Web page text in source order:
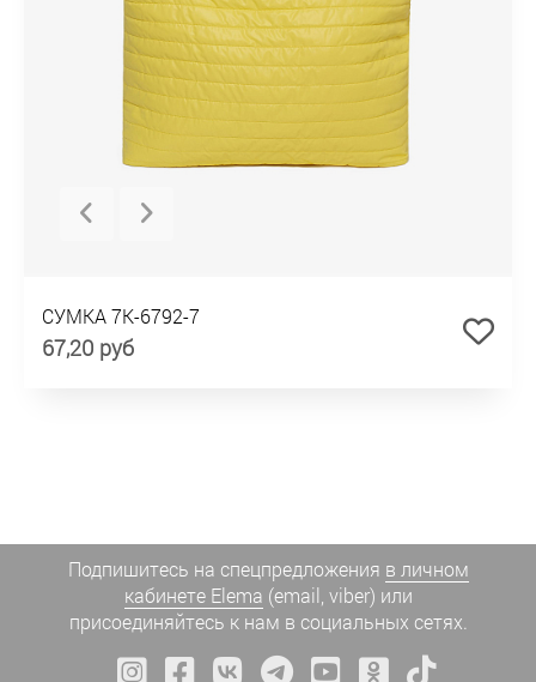
СУМКА 7К-6792-7
67,20 руб
Подпишитесь на спецпредложения в личном
кабинете Elema (email, viber) или
присоединяйтесь к нам в социальных сетях.